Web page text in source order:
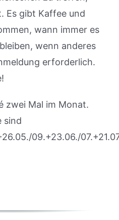
Es gibt Kaffee und
wann immer es
wenn anderes
erforderlich.
zwei Mal im Monat.
sind
09.+23.06./